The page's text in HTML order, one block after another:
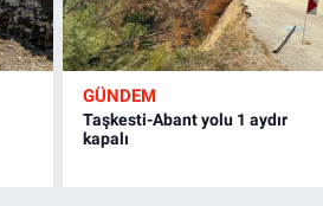
GÜNDEM
Taşkesti-Abant yolu 1 aydır
kapalı